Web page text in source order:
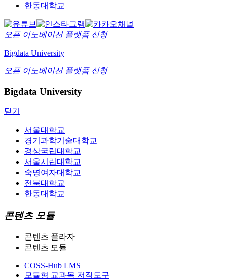
한동대학교
오픈 이노베이션 플랫폼 신청
Bigdata University
오픈 이노베이션 플랫폼 신청
Bigdata University
닫기
서울대학교
경기과학기술대학교
경상국립대학교
서울시립대학교
숙명여자대학교
전북대학교
한동대학교
콘텐츠 모듈
콘텐츠 플라자
콘텐츠 모듈
COSS-Hub LMS
모듈형 교과목 저작도구